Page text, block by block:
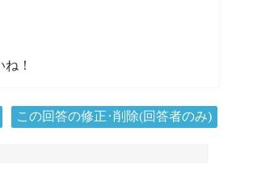
！
この回答の修正･削除(回答者のみ)